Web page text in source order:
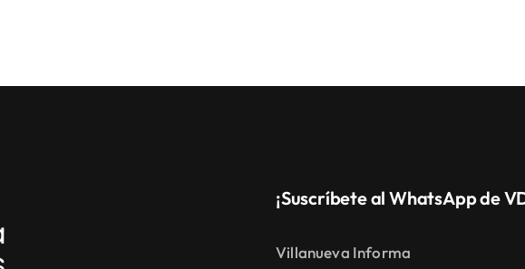
¡Suscríbete al WhatsApp de
Villanueva Informa